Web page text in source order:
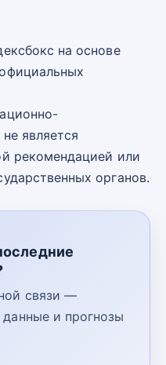
на основе
является
рекомендацией или
органов.
связи —
и прогнозы